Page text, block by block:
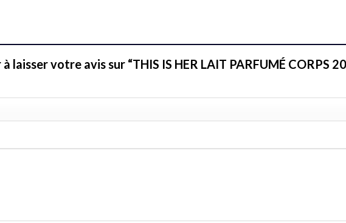
laisser votre avis sur “THIS IS HER LAIT PARFUMÉ CORPS